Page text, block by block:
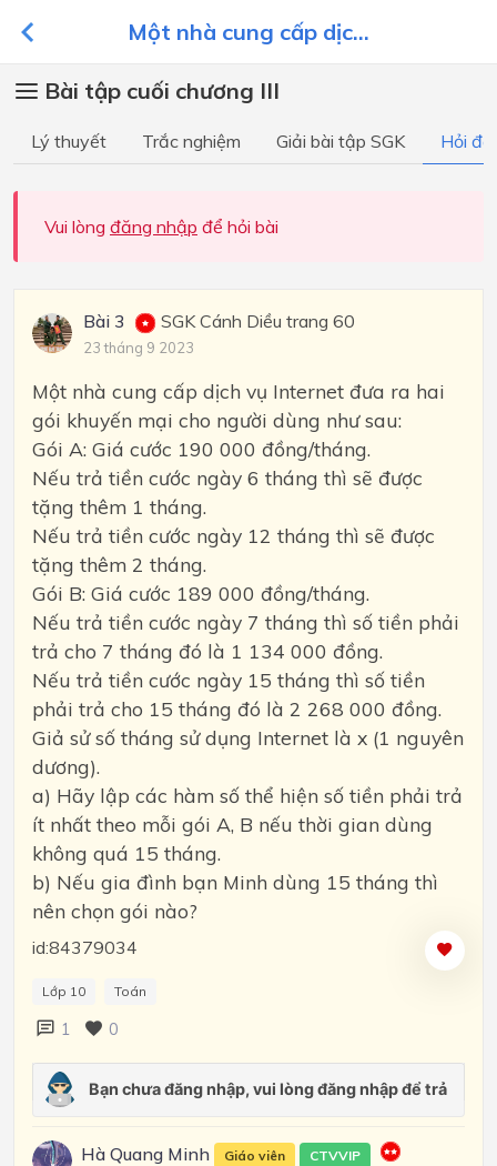
Một nhà cung cấp dịc...
Bài tập cuối chương III
Lý thuyết Trắc nghiệm Giải bài tập SGK Hỏi
Vui lòng đăng nhập để hỏi bài
Bài 3 SGK Cánh Diều trang 60
23 tháng 9 2023
Một nhà cung cấp dịch vụ Internet đưa ra hai
gói khuyến mại cho người dùng như sau:
Gói A: Giá cước 190 000 đồng/tháng.
Nếu trả tiền cước ngày 6 tháng thì sẽ được
tặng thêm 1 tháng.
Nếu trả tiền cước ngày 12 tháng thì sẽ được
tặng thêm 2 tháng.
Gói B: Giá cước 189 000 đồng/tháng.
Nếu trả tiền cước ngày 7 tháng thì số tiền phải
trả cho 7 tháng đó là 1 134 000 đồng.
Nếu trả tiền cước ngày 15 tháng thì số tiền
phải trả cho 15 tháng đó là 2 268 000 đồng.
Giả sử số tháng sử dụng Internet là x (1 nguyên
dương).
a) Hãy lập các hàm số thể hiện số tiền phải trả
ít nhất theo mỗi gói A, B nếu thời gian dùng
không quá 15 tháng.
b) Nếu gia đình bạn Minh dùng 15 tháng thì
nên chọn gói nào?
id:84379034
Lớp 10 Toán
1 0
Hà Quang Minh Giáo viên CTVVIP